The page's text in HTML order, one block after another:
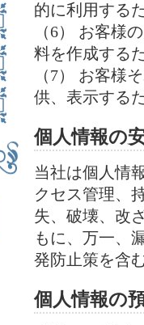
的に利用する
（6） お客様
料を作成する
（7） お客様
供、表示する
個人情報の
当社は個人情
クセス管理、
失、破壊、改
もに、万一、
発防止策を含
個人情報の